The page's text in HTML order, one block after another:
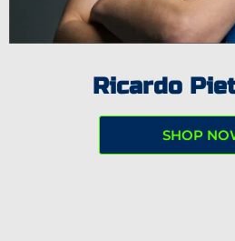
Ricardo
SHOP